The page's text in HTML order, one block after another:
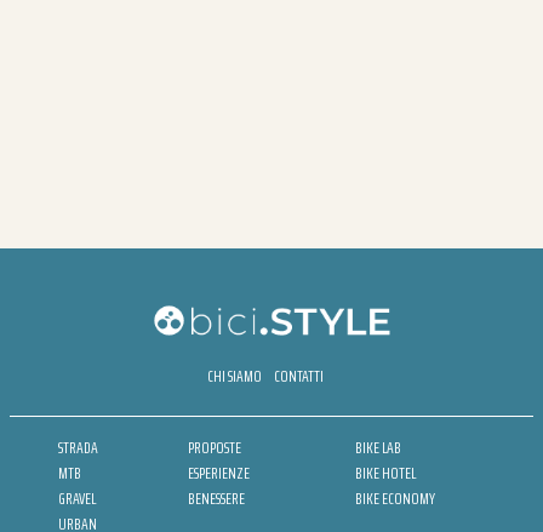
CHI SIAMO CONTATTI
STRADA
MTB
GRAVEL
URBAN
PROPOSTE
ESPERIENZE
BENESSERE
BIKE LAB
BIKE HOTEL
BIKE ECONOMY